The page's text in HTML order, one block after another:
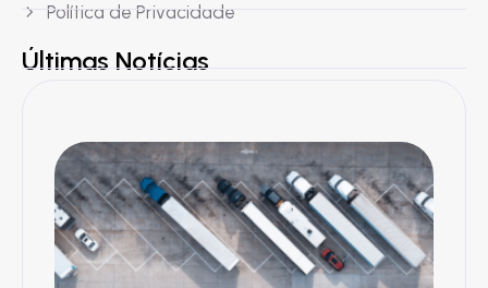
Política de Privacidade
Últimas Notícias